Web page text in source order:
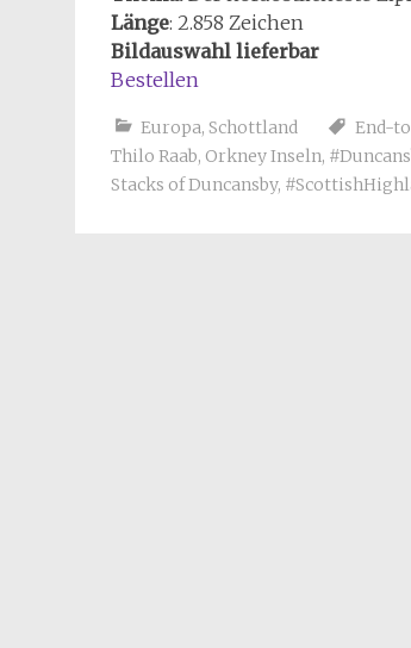
Länge: 2.858 Zeichen
Bildauswahl lieferbar
Bestellen
Europa, Schottland End-
Thilo Raab, Orkney Inseln,
Stacks of Duncansby,